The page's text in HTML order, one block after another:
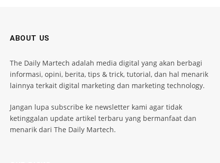
ABOUT US
The Daily Martech adalah media digital yang akan berbagi
informasi, opini, berita, tips & trick, tutorial, dan hal menarik
lainnya terkait digital marketing dan marketing technology.
Jangan lupa subscribe ke newsletter kami agar tidak
ketinggalan update artikel terbaru yang bermanfaat dan
menarik dari The Daily Martech.